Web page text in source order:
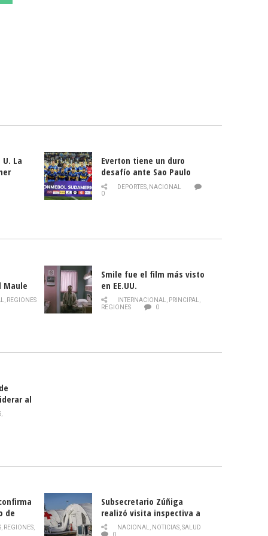
La
Everton tiene un duro
desafío ante Sao Paulo
DEPORTES, NACIONAL
0
Maule
de la
, REGIONES
Smile fue el film más visto
en EE.UU.
INTERNACIONAL, PRINCIPAL,
REGIONES
0
al
,
de
, REGIONES,
Subsecretario Zúñiga
realizó visita inspectiva a
Hospital Modular Sótero del
NACIONAL, NOTICIAS,SALUD
0